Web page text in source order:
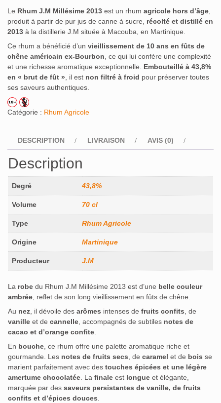
Le Rhum J.M Millésime 2013 est un rhum agricole hors d’âge
produit à partir de pur jus de canne à sucre, récolté et distillé en
2013 à la distillerie J.M située à Macouba, en Martinique.
Ce rhum a bénéficié d’un vieillissement de 10 ans en fûts de
chêne américain ex-Bourbon , ce qui lui confère une complexité
et une richesse aromatique exceptionnelle. Embouteillé à 43,8%
en « brut de fût » , il est non filtré à froid pour préserver toutes
ses saveurs authentiques.
Catégorie : Rhum Agricole
DESCRIPTION LIVRAISON AVIS (0)
Description
Degré 43,8%
Volume 70 cl
Type Rhum Agricole
Origine Martinique
Producteur J.M
La robe du Rhum J.M Millésime 2013 est d’une belle couleur
ambrée, reflet de son long vieillissement en fûts de chêne.
Au nez, il dévoile des arômes intenses de fruits confits, de
vanille et de cannelle, accompagnés de subtiles notes de
cacao et d’orange confite.
En bouche, ce rhum offre une palette aromatique riche et
gourmande. Les notes de fruits secs, de caramel et de bois se
marient parfaitement avec des touches épicées et une légère
amertume chocolatée. La finale est longue et élégante,
marquée par des saveurs persistantes de vanille, de fruits
confits et d’épices douces.